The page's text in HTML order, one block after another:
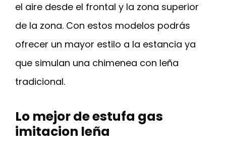
el aire desde el frontal y la zona superior
de la zona. Con estos modelos podrás
ofrecer un mayor estilo a la estancia ya
que simulan una chimenea con leña
tradicional.
Lo mejor de estufa gas
imitacion leña